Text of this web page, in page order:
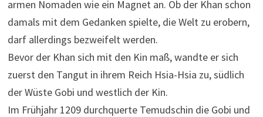
armen Nomaden wie ein Magnet an. Ob der Khan schon
damals mit dem Gedanken spielte, die Welt zu erobern,
darf allerdings bezweifelt werden.
Bevor der Khan sich mit den Kin maß, wandte er sich
zuerst den Tangut in ihrem Reich Hsia-Hsia zu, südlich
der Wüste Gobi und westlich der Kin.
Im Frühjahr 1209 durchquerte Temudschin die Gobi und